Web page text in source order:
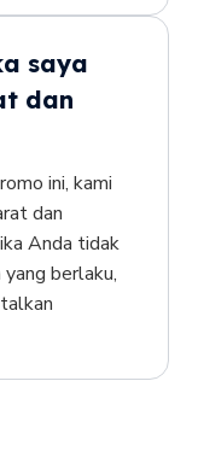
saya
dan
ini, kami
dan
Anda tidak
berlaku,